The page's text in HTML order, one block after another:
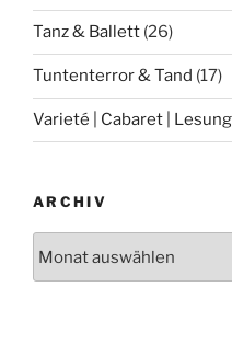
Tanz & Ballett (26)
Tuntenterror & Tand (17)
Varieté | Cabaret | Lesung
ARCHIV